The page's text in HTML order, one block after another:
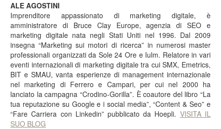
ALE AGOSTINI
Imprenditore appassionato di marketing digitale, è
amministratore di Bruce Clay Europe, agenzia di SEO e
marketing digitale nata negli Stati Uniti nel 1996. Dal 2009
insegna “Marketing sui motori di ricerca” in numerosi master
professionali organizzati da Sole 24 Ore e Iulm. Relatore in vari
eventi internazionali di marketing digitale tra cui SMX, Emetrics,
BIT e SMAU, vanta esperienze di management internazionale
nel marketing di Ferrero e Campari, per cui nel 2000 ha
lanciato la campagna “Crodino-Gorilla”. È coautore del libro “La
tua reputazione su Google e i social media”, “Content & Seo” e
“Fare Carriera con Linkedin” pubblicato da Hoepli. VISITA IL
SUO BLOG